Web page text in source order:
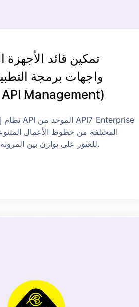
تمكين قائد الأجهزة
واجهات برمجة
Management)
(LOBs) للعثور على توازن بين المرونة والاستقرار.